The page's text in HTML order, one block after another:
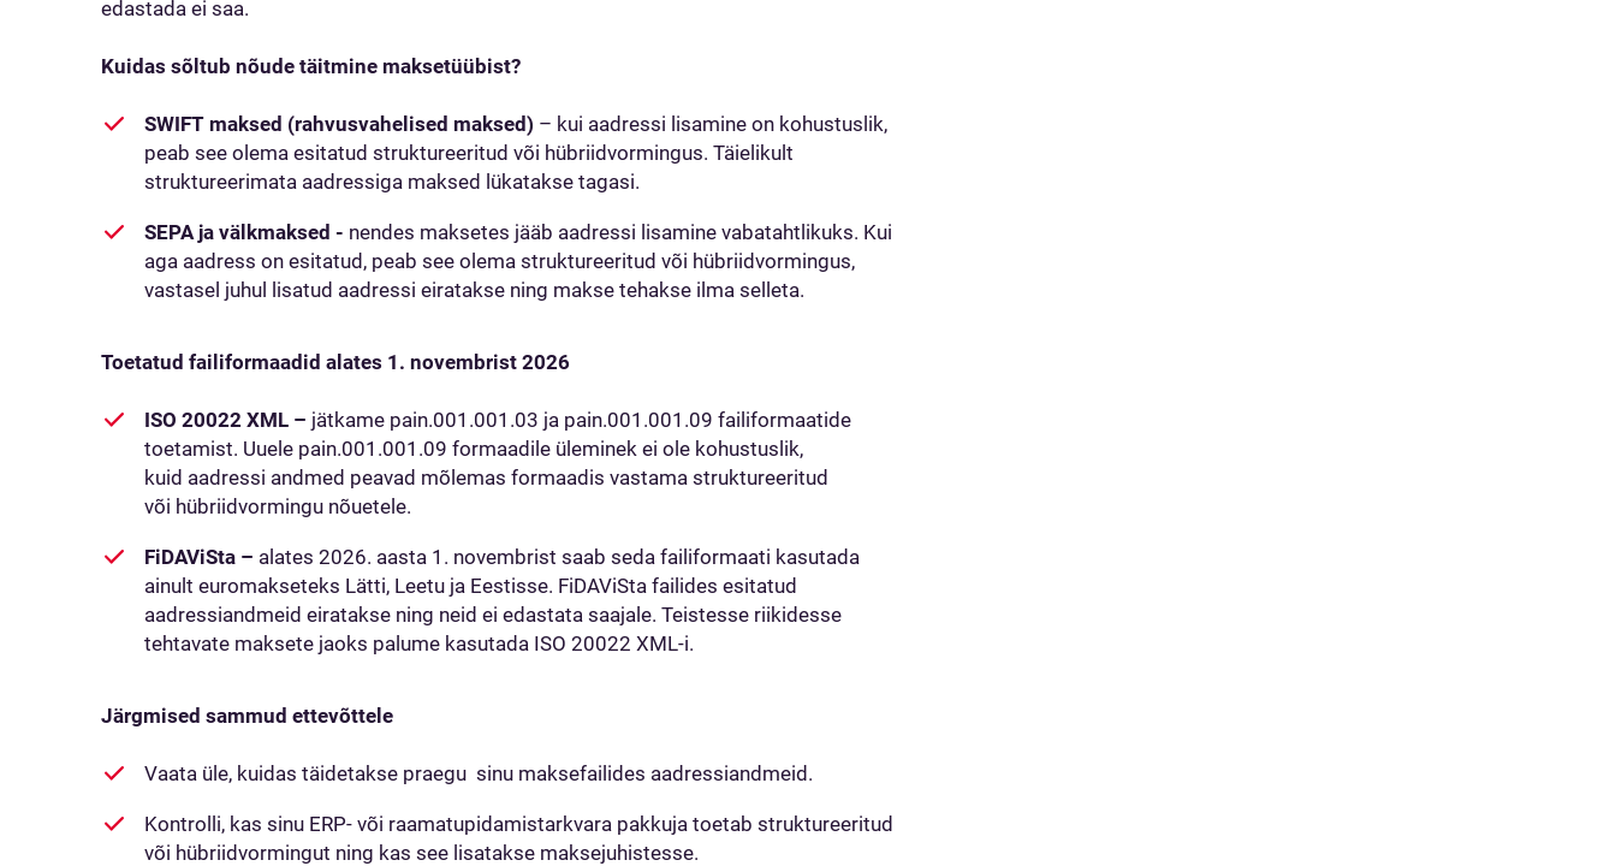
edastada ei saa.
Kuidas sõltub nõude täitmine maksetüübist?
SWIFT maksed (rahvusvahelised maksed) – kui aadressi lisamine on kohustuslik,
peab see olema esitatud struktureeritud või hübriidvormingus. Täielikult
struktureerimata aadressiga maksed lükatakse tagasi.
SEPA ja välkmaksed - nendes maksetes jääb aadressi lisamine vabatahtlikuks. Kui
aga aadress on esitatud, peab see olema struktureeritud või hübriidvormingus,
vastasel juhul lisatud aadressi eiratakse ning makse tehakse ilma selleta.
Toetatud failiformaadid alates 1. novembrist 2026
ISO 20022 XML – jätkame pain.001.001.03 ja pain.001.001.09 failiformaatide
toetamist. Uuele pain.001.001.09 formaadile üleminek ei ole kohustuslik,
kuid aadressi andmed peavad mõlemas formaadis vastama struktureeritud
või hübriidvormingu nõuetele.
FiDAViSta – alates 2026. aasta 1. novembrist saab seda failiformaati kasutada
ainult euromakseteks Lätti, Leetu ja Eestisse. FiDAViSta failides esitatud
aadressiandmeid eiratakse ning neid ei edastata saajale. Teistesse riikidesse
tehtavate maksete jaoks palume kasutada ISO 20022 XML-i.
Järgmised sammud ettevõttele
Vaata üle, kuidas täidetakse praegu sinu maksefailides aadressiandmeid.
Kontrolli, kas sinu ERP- või raamatupidamistarkvara pakkuja toetab struktureeritud
või hübriidvormingut ning kas see lisatakse maksejuhistesse.